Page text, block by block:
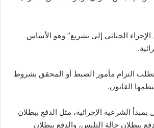
الإجراء الجنائي إلى تشريع” وهو الأساس
تتطلب التزام مأمور الضبط أو المحقق بشروط
القانون.
الشرعية الإجرائية، مثل الدفع ببطلان
ببطلان حالة التلبس، والدفع ببطلان